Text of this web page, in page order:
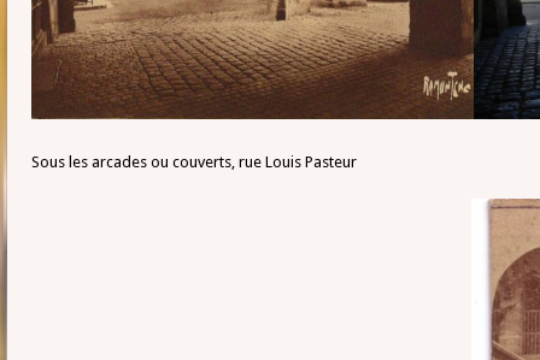
Sous les arcades ou couverts, rue Louis Pasteur